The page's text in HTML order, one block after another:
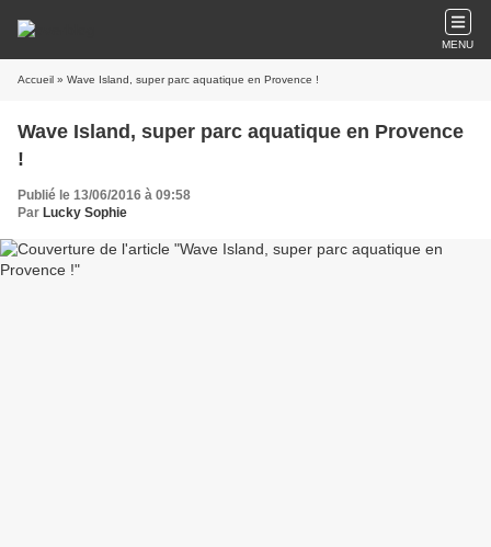
MENU
Accueil » Wave Island, super parc aquatique en Provence !
Wave Island, super parc aquatique en Provence
!
Publié le 13/06/2016 à 09:58
Par Lucky Sophie